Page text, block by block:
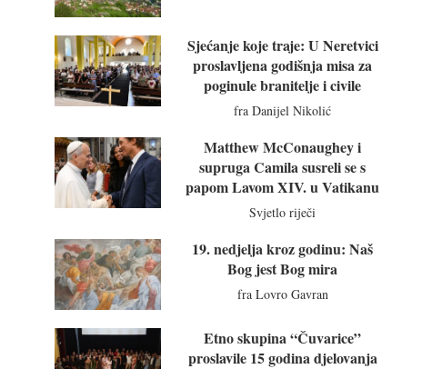
Sjećanje koje traje: U Neretvici
proslavljena godišnja misa za
poginule branitelje i civile
fra Danijel Nikolić
Matthew McConaughey i
supruga Camila susreli se s
papom Lavom XIV. u Vatikanu
Svjetlo riječi
19. nedjelja kroz godinu: Naš
Bog jest Bog mira
fra Lovro Gavran
Etno skupina “Čuvarice”
proslavile 15 godina djelovanja